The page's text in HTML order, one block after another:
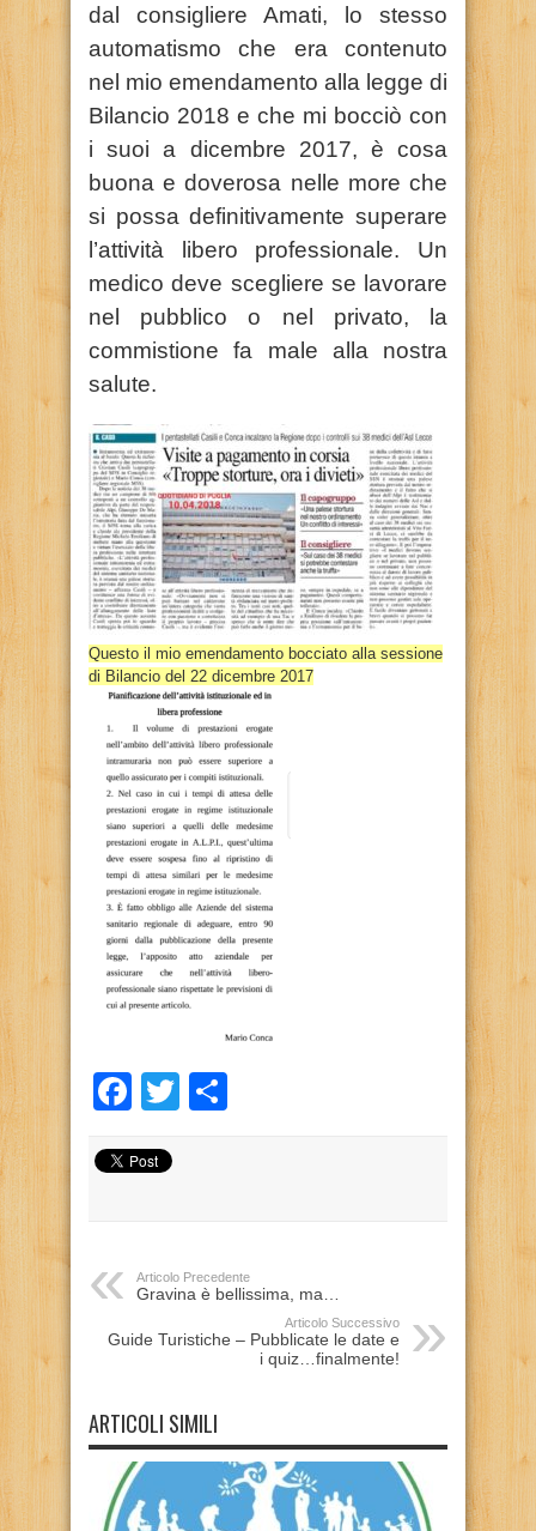
dal consigliere Amati, lo stesso
automatismo che era contenuto
nel mio emendamento alla legge di
Bilancio 2018 e che mi bocciò con
i suoi a dicembre 2017, è cosa
buona e doverosa nelle more che
si possa definitivamente superare
l’attività libero professionale. Un
medico deve scegliere se lavorare
nel pubblico o nel privato, la
commistione fa male alla nostra
salute.
Questo il mio emendamento bocciato alla sessione
di Bilancio del 22 dicembre 2017
Facebook
Twitter
Articolo Precedente
Gravina è bellissima, ma…
Articolo Successivo
Guide Turistiche – Pubblicate le date e
i quiz…finalmente!
ARTICOLI SIMILI